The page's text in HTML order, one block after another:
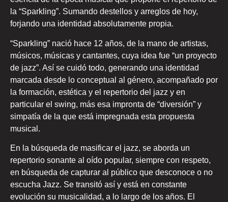
la “Sparkling”. Sumando destellos y arreglos de hoy,
forjando una identidad absolutamente propia.
“Sparkling” nació hace 12 años, de la mano de artistas,
músicos, músicas y cantantes, cuya idea fue “un proyecto
de jazz”. Así se cuidó todo, generando una identidad
marcada desde lo conceptual al género, acompañado por
la formación, estética y el repertorio del jazz y en
particular el swing, más esa impronta de “diversión” y
simpatía de la que está impregnada esta propuesta
musical.
En la búsqueda de masificar el jazz, se aborda un
repertorio sonante al oído popular, siempre con respeto,
en búsqueda de capturar al público que desconoce o no
escucha Jazz. Se transitó así y está en constante
evolución su musicalidad, a lo largo de los años. El